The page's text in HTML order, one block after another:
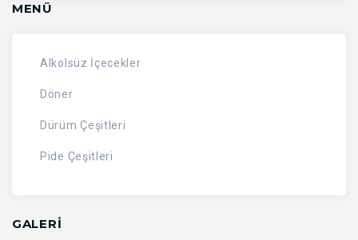
MENÜ
Alkolsüz İçecekler
Döner
Dürüm Çeşitleri
Pide Çeşitleri
GALERİ